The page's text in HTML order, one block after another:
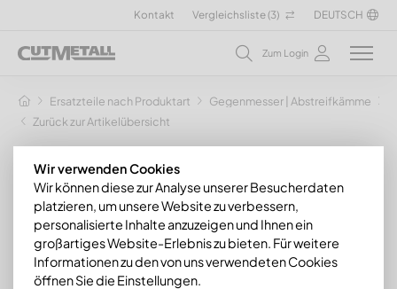
Kontakt Vergleichsliste (3) DEUTSCH
Zum Login
Ersatzteile nach Produktart Gegenmesser | Abstreifkämme
Zurück zur Artikelübersicht
Wir verwenden Cookies
Wir können diese zur Analyse unserer Besucherdaten
platzieren, um unsere Website zu verbessern,
personalisierte Inhalte anzuzeigen und Ihnen ein
großartiges Website-Erlebnis zu bieten. Für weitere
Informationen zu den von uns verwendeten Cookies
öffnen Sie die Einstellungen.